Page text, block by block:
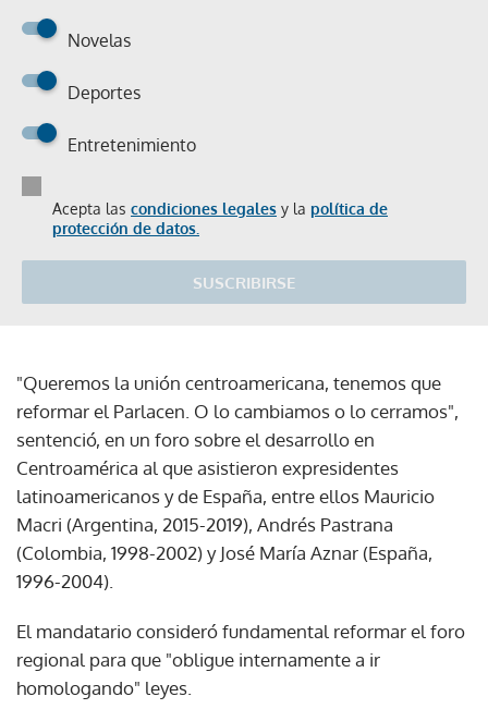
Novelas
Deportes
Entretenimiento
Acepta las condiciones legales y la política de
protección de datos.
SUSCRIBIRSE
"Queremos la unión centroamericana, tenemos que
reformar el Parlacen. O lo cambiamos o lo cerramos",
sentenció, en un foro sobre el desarrollo en
Centroamérica al que asistieron expresidentes
latinoamericanos y de España, entre ellos Mauricio
Macri (Argentina, 2015-2019), Andrés Pastrana
(Colombia, 1998-2002) y José María Aznar (España,
1996-2004).
El mandatario consideró fundamental reformar el foro
regional para que "obligue internamente a ir
homologando" leyes.